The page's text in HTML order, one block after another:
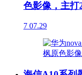
色影像，主
7 07.29